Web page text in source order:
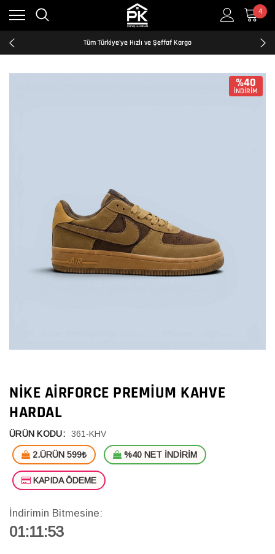
4
Kredi Kartına Taksit İmkanı
2500₺ ve Üzeri Ücretsiz Kargo
Tüm Türkiye'ye Hızlı ve Şeffaf Kargo
Kredi Kartına Taksit İmkanı
%40
İNDİRİM
NIKE AIRFORCE PREMIUM KAHVE
HARDAL
ÜRÜN KODU: 361-KHV
2.ÜRÜN 599₺ %40 NET İNDİRİM
KAPIDA ÖDEME
İndirimin Bitmesine:
01:11:53